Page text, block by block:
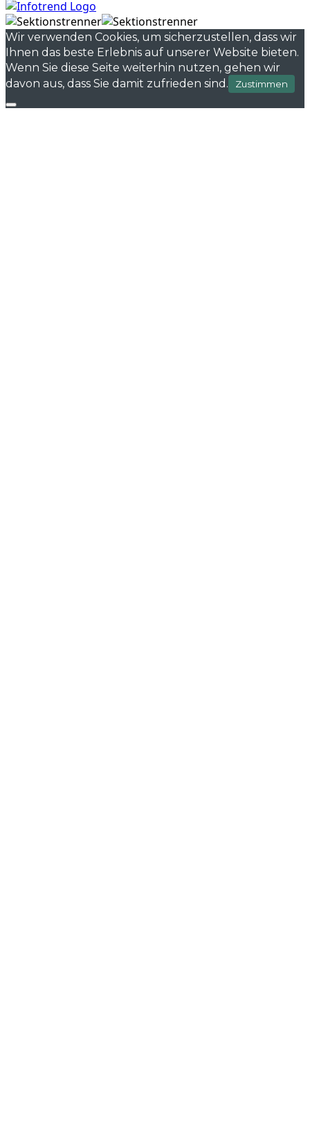
Wir verwenden Cookies, um sicherzustellen, dass wir
Ihnen das beste Erlebnis auf unserer Website bieten.
Wenn Sie diese Seite weiterhin nutzen, gehen wir
davon aus, dass Sie damit zufrieden sind.
Zustimmen